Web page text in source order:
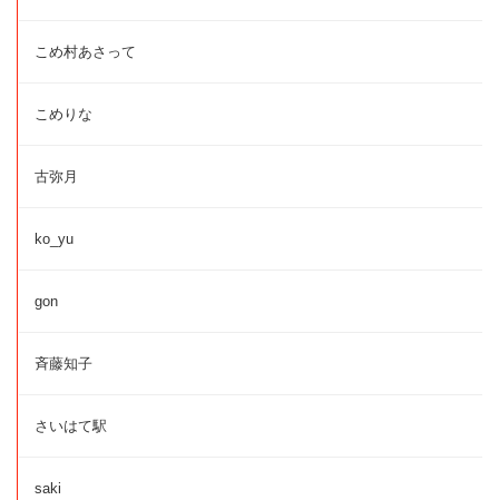
こめ村あさって
こめりな
古弥月
ko_yu
gon
斉藤知子
さいはて駅
saki